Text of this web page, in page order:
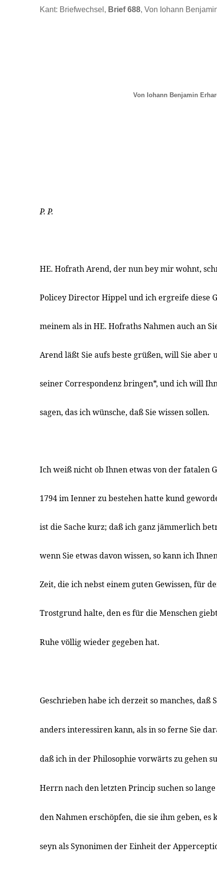
Kant: Briefwechsel, Brief 688, Von Iohann
Von Iohann Benjamin
P. P.
HE. Hofrath Arend, der nun bey mir wohnt,
Policey Director Hippel und ich ergreife diese
meinem als in HE. Hofraths Nahmen auch an
Arend läßt Sie aufs beste grüßen, will Sie aber
seiner Correspondenz bringen*, und ich will
sagen, das ich wünsche, daß Sie wissen sollen.
Ich weiß nicht ob Ihnen etwas von der fatalen
1794 im Ienner zu bestehen hatte kund
ist die Sache kurz; daß ich ganz jämmerlich
wenn Sie etwas davon wissen, so kann ich
Zeit, die ich nebst einem guten Gewissen, für
Trostgrund halte, den es für die Menschen
Ruhe völlig wieder gegeben hat.
Geschrieben habe ich derzeit so manches, daß
anders interessiren kann, als in so ferne Sie
daß ich in der Philosophie vorwärts zu gehen
Herrn nach den letzten Princip suchen so
den Nahmen erschöpfen, die sie ihm geben,
seyn als Synonimen der Einheit der